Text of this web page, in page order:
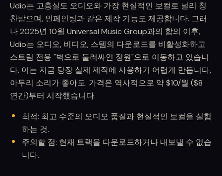
Udio는 고충실도 오디오와 가장 현실적인 보컬로 널리 칭
찬받으며, 인페인팅과 같은 제작 기능도 제공합니다. 그러
나 2025년 10월 Universal Music Group과의 합의 이후,
Udio는 오디오, 비디오, 스템의 다운로드를 비활성화하고
스트림 전용 "벽으로 둘러싸인 정원"으로 이동하고 있습니
다. 이는 지금 당장 실제 제작에 사용하기 어렵게 만듭니다,
아무리 소리가 좋아도. 가격은 역사적으로 약 $10/월 ($8
연간)부터 시작했습니다.
최적: 최고 수준의 오디오 품질과 현실적인 보컬을 실험
하는 것.
주의할 점: 현재 트랙을 다운로드하거나 내보낼 수 없습
니다.